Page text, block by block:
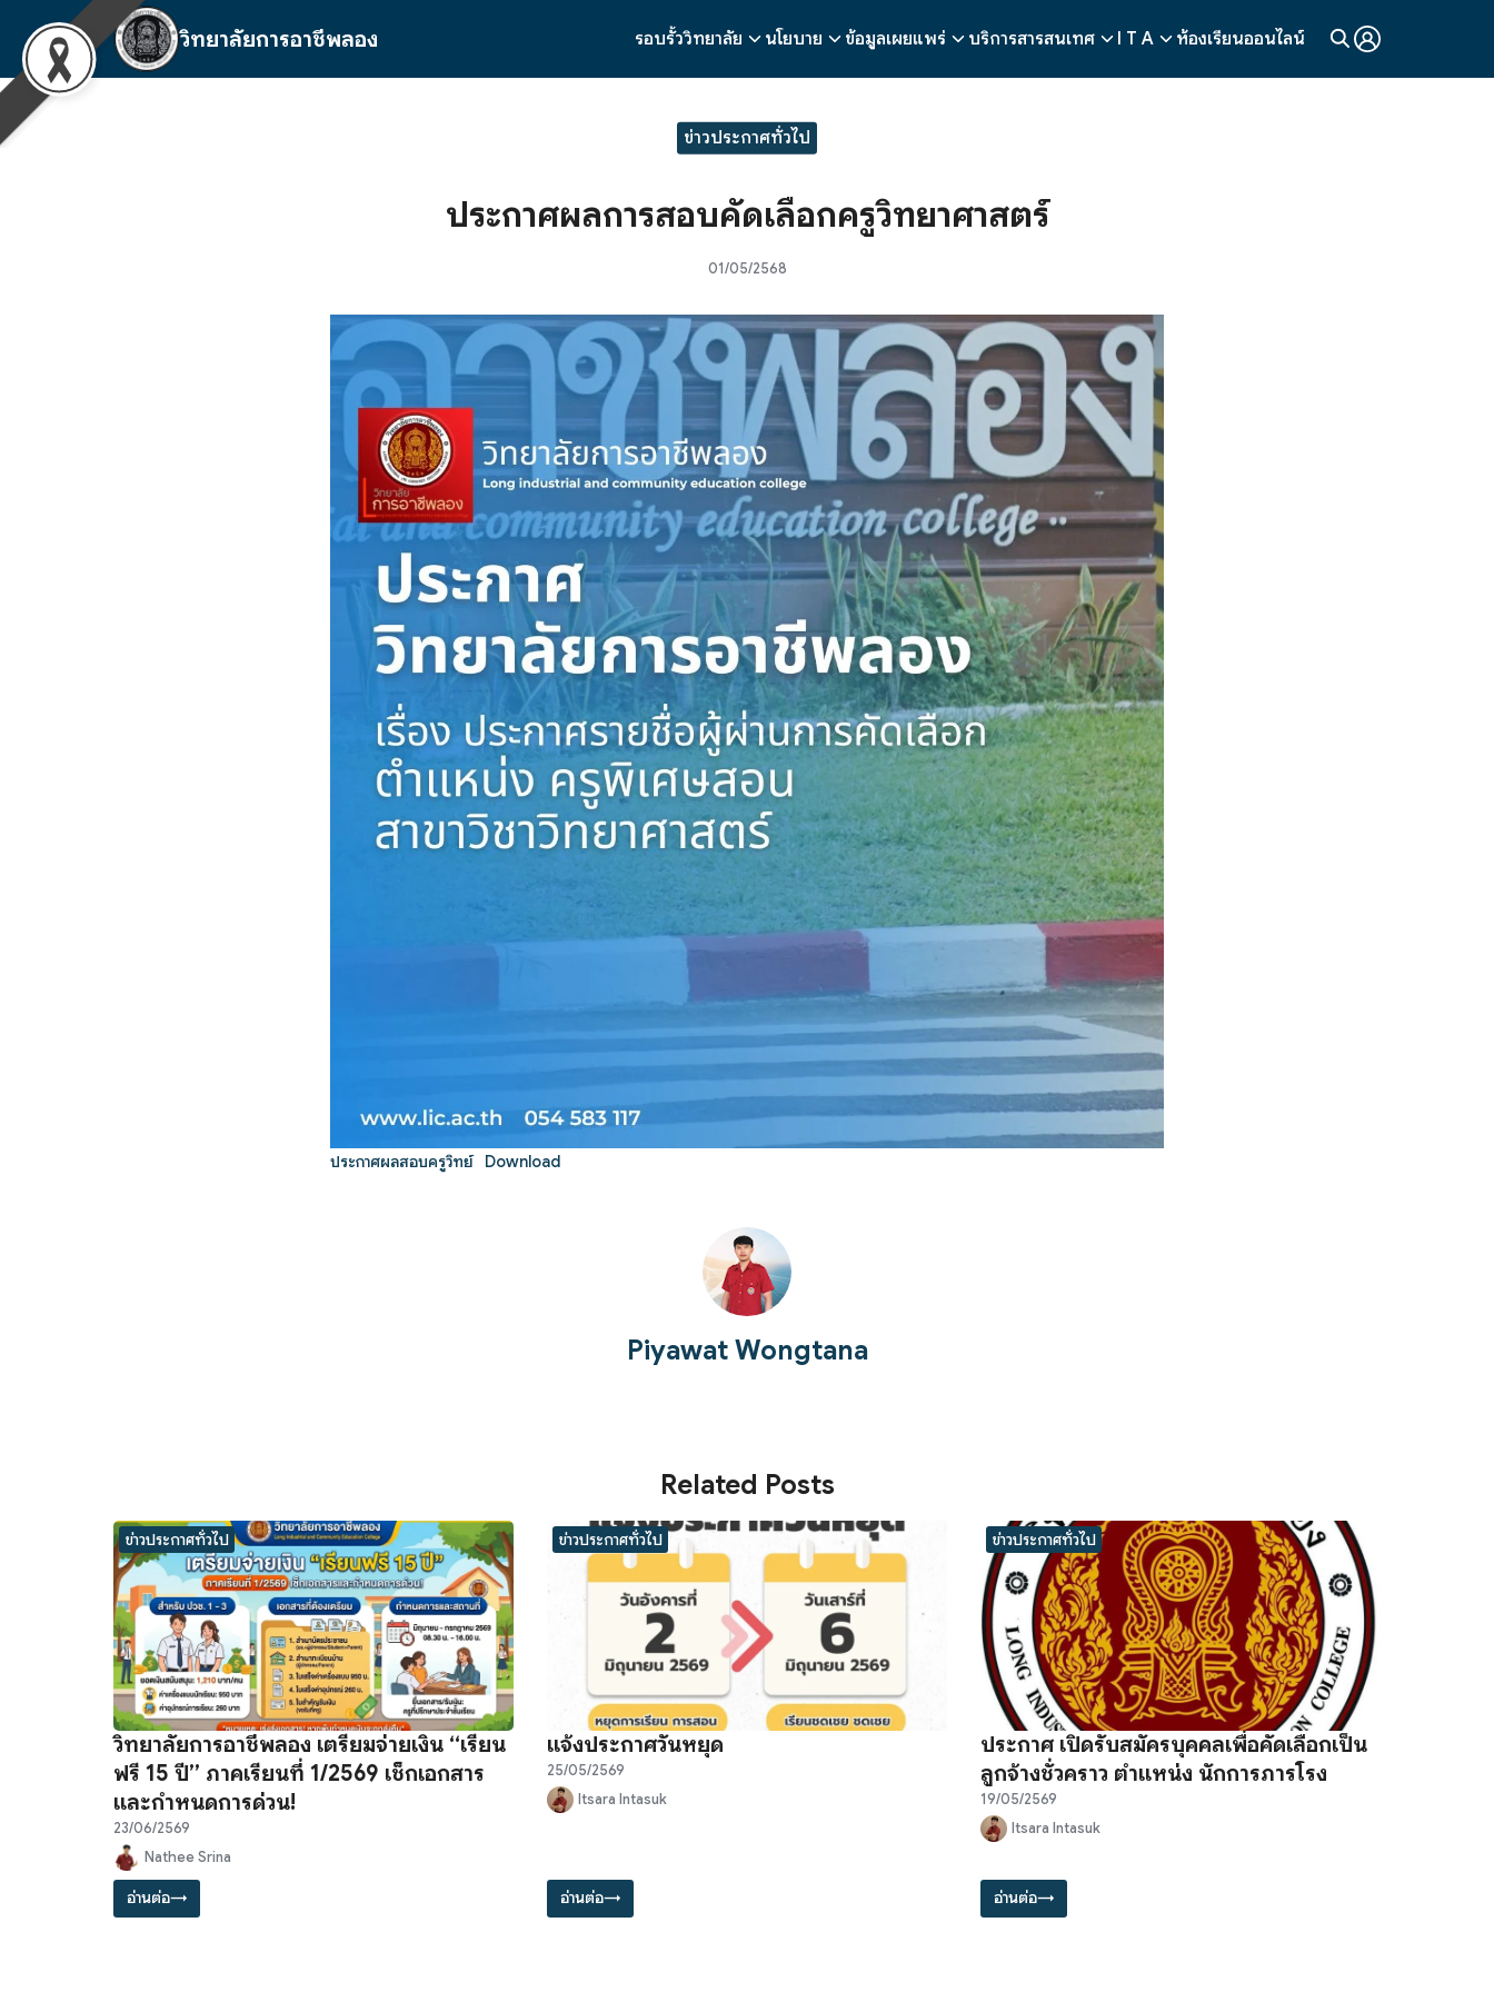
content
วิทยาลัยการอาชีพลอง รอบรั้ววิทยาลัย นโยบาย ข้อมูลเผยแพร่ บริการสารสนเทศ I T A ห้องเรียนออนไลน์
ข่าวประกาศทั่วไป
ประกาศผลการสอบคัดเลือกครูวิทยาศาสตร์
01/05/2568
ประกาศผลสอบครูวิทย์ Download
Piyawat Wongtana
Related Posts
ข่าวประกาศทั่วไป
วิทยาลัยการอาชีพลอง เตรียมจ่ายเงิน “เรียน
ฟรี 15 ปี” ภาคเรียนที่ 1/2569 เช็กเอกสาร
และกำหนดการด่วน!
23/06/2569
Nathee Srina
อ่านต่อ→
ข่าวประกาศทั่วไป
แจ้งประกาศวันหยุด
25/05/2569
Itsara Intasuk
อ่านต่อ→
ข่าวประกาศทั่วไป
ประกาศ เปิดรับสมัครบุคคลเพื่อคัดเลือกเป็น
ลูกจ้างชั่วคราว ตำแหน่ง นักการภารโรง
19/05/2569
Itsara Intasuk
อ่านต่อ→